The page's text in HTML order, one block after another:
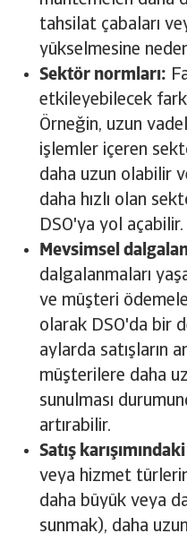
tahsilat çabaları
yükselmesine
Sektör normları:
etkileyebilecek
Örneğin, uzun
işlemler içeren
daha uzun olabilir
daha hızlı olan
DSO'ya yol açabilir.
Mevsimsel
dalgalanmaları
ve müşteri
olarak DSO'da bir
aylarda satışların
müşterilere daha
sunulması
artırabilir.
Satış
veya hizmet
daha büyük veya
sunmak), daha